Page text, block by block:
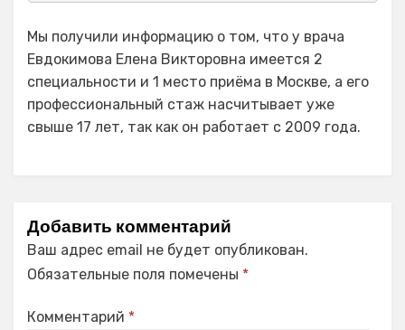
Мы получили информацию о том, что у врача
Евдокимова Елена Викторовна имеется 2
специальности и 1 место приёма в Москве, а его
профессиональный стаж насчитывает уже
свыше 17 лет, так как он работает с 2009 года.
Добавить комментарий
Ваш адрес email не будет опубликован.
Обязательные поля помечены *
Комментарий *